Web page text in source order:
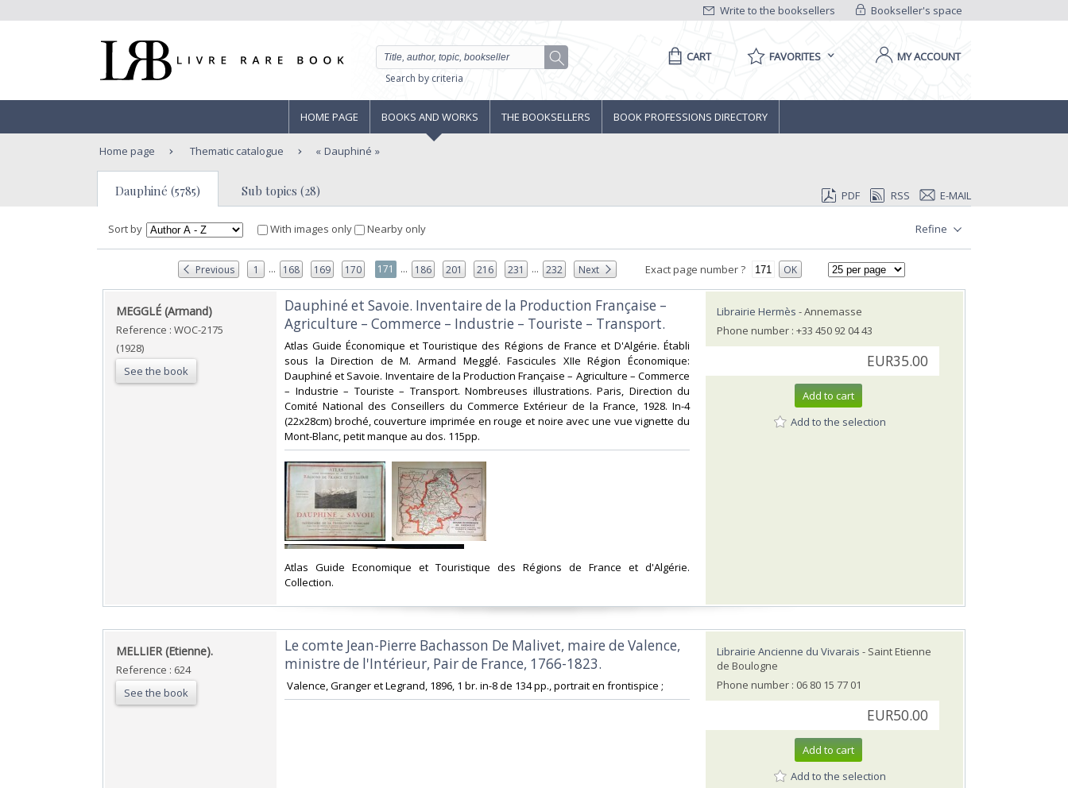
Bookseller's space
Write to the booksellers
Search by criteria
CART FAVORITES MY ACCOUNT
HOME PAGE BOOKS AND WORKS THE BOOKSELLERS BOOK PROFESSIONS DIRECTORY
Home page Thematic catalogue Dauphiné
Dauphiné (5785) Sub topics (28) PDF RSS E-MAIL
Sort by With images only Nearby only Refine
Previous 1 ... 168 169 170 171 ... 186 201 216 231 ... 232 Next Exact page number ? OK
‎MEGGLÉ (Armand)‎
Reference : WOC-2175
(1928)
See the book
‎Dauphiné et Savoie. Inventaire de la Production Française –
Agriculture – Commerce – Industrie – Touriste – Transport.‎
‎Atlas Guide Économique et Touristique des Régions de France et D'Algérie. Établi
sous la Direction de M. Armand Megglé. Fascicules XIIe Région Économique:
Dauphiné et Savoie. Inventaire de la Production Française – Agriculture – Commerce
– Industrie – Touriste – Transport. Nombreuses illustrations. Paris, Direction du
Comité National des Conseillers du Commerce Extérieur de la France, 1928. In-4
(22x28cm) broché, couverture imprimée en rouge et noire avec une vue vignette du
Mont-Blanc, petit manque au dos. 115pp. ‎
‎Atlas Guide Economique et Touristique des Régions de France et d'Algérie.
Collection.‎
Librairie Hermès - Annemasse
Phone number : +33 450 92 04 43
EUR35.00
Add to cart
Add to the selection
‎MELLIER (Etienne).‎
Reference : 624
See the book
‎Le comte Jean-Pierre Bachasson De Malivet, maire de Valence,
ministre de l'Intérieur, Pair de France, 1766-1823.‎
‎ Valence, Granger et Legrand, 1896, 1 br. in-8 de 134 pp., portrait en frontispice ; ‎
Librairie Ancienne du Vivarais - Saint Etienne
de Boulogne
Phone number : 06 80 15 77 01
EUR50.00
Add to cart
Add to the selection